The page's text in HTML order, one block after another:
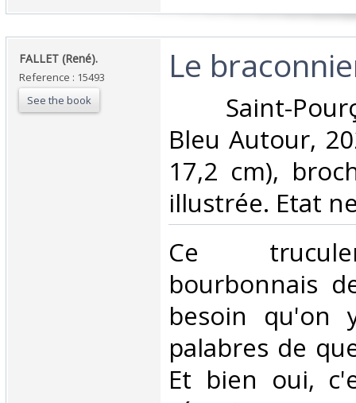
‎FALLET (René).‎
Reference : 15493
See the book
‎Le
Saint-
Bleu Autour,
17,2 cm),
illustrée. Etat
‎Ce
bourbonnais
besoin qu'on
palabres de
Et bien oui,